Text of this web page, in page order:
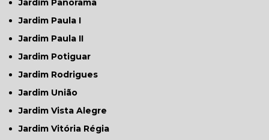
Jardim Panorama
Jardim Paula I
Jardim Paula II
Jardim Potiguar
Jardim Rodrigues
Jardim União
Jardim Vista Alegre
Jardim Vitória Régia